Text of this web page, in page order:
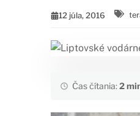
12 júla, 2016
Čas čítania:2